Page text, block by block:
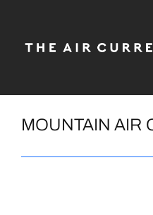
MOUNTAIN AIR